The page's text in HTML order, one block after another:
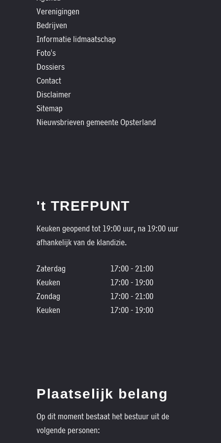
Verenigingen
Bedrijven
Informatie lidmaatschap
Foto's
Dossiers
Contact
Disclaimer
Sitemap
Nieuwsbrieven gemeente Opsterland
't TREFPUNT
Keuken geopend tot 19:00 uur, na 19:00 uur
afhankelijk van de klandizie.
Zaterdag
17:00 - 21:00
Keuken
17:00 - 19:00
Zondag
17:00 - 21:00
Keuken
17:00 - 19:00
Plaatselijk belang
Op dit moment bestaat het bestuur uit de
volgende personen:
Historische
verhalen
Dossiers
Contact
Nieuwsbrieven